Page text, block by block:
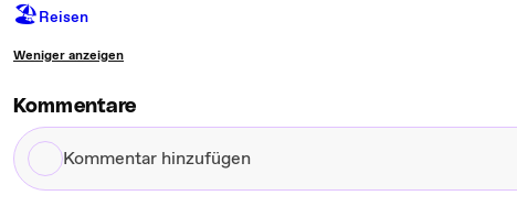
🏖Reisen
Weniger anzeigen
Kommentare
Kommentar
hinzufügen